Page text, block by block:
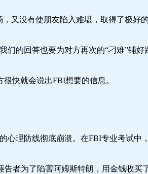
又没有使朋友陷入难堪，取得了极好
的回答也要为对方再次的“刁难”铺好
快就会说出FBI想要的信息。
心理防线彻底崩溃。在FBI专业考试中
者为了陷害阿姆斯特朗，用金钱收买